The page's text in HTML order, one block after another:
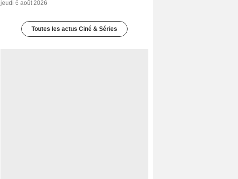
jeudi 6 août 2026
Toutes les actus Ciné & Séries